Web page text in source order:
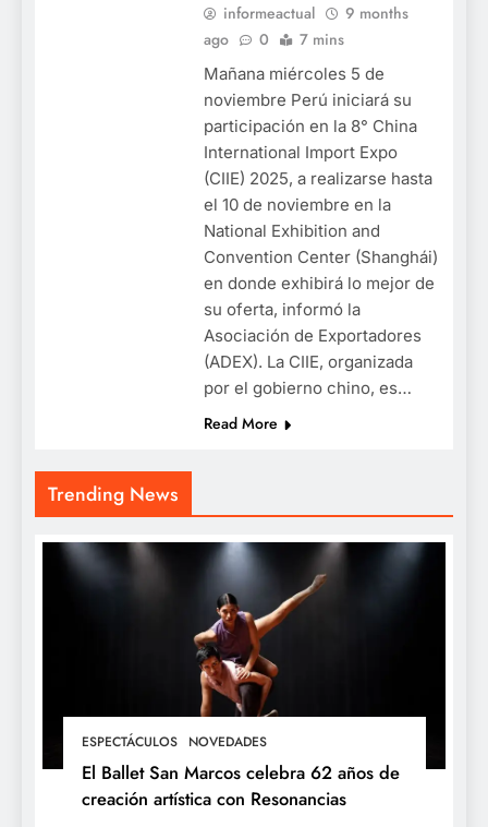
Trending News
ESPECTÁCULOS NOVEDADES
El Ballet San Marcos celebra 62 años de
creación artística con Resonancias
informeactual
9 months
ago
0 7 mins
Mañana miércoles 5 de
noviembre Perú iniciará su
participación en la 8° China
International Import Expo
(CIIE) 2025, a realizarse hasta
el 10 de noviembre en la
National Exhibition and
Convention Center (Shanghái)
en donde exhibirá lo mejor de
su oferta, informó la
Asociación de Exportadores
(ADEX). La CIIE, organizada
por el gobierno chino, es…
Read More